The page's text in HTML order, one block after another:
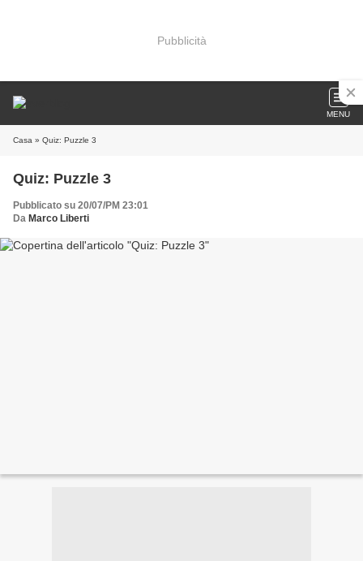
Pubblicità
MENU
Casa » Quiz: Puzzle 3
Quiz: Puzzle 3
Pubblicato su 20/07/PM 23:01
Da Marco Liberti